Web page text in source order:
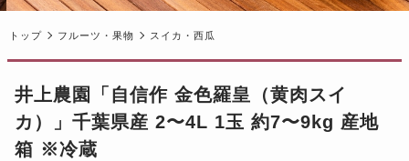
トップ フルーツ・果物 スイカ・西瓜
井上農園「自信作 金色羅皇（黄肉スイ
カ）」千葉県産 2〜4L 1玉 約7〜9kg 産地
箱 ※冷蔵